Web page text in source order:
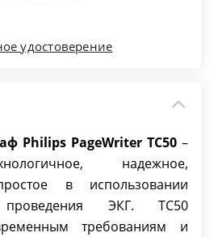
30 записей ЭКГ
16
удостоверение
Philips PageWriter TC50 –
надежное,
в использовании
ЭКГ. TC50
требованиям и